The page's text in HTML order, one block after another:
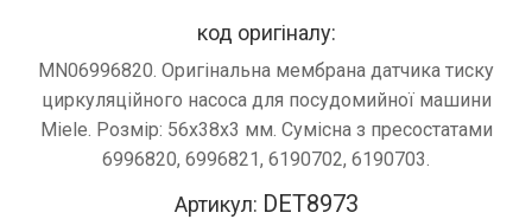
код оригіналу:
MN06996820. Оригінальна мембрана датчика тиску
циркуляційного насоса для посудомийної машини
Miele. Розмір: 56x38x3 мм. Сумісна з пресостатами
6996820, 6996821, 6190702, 6190703.
Артикул: DET8973